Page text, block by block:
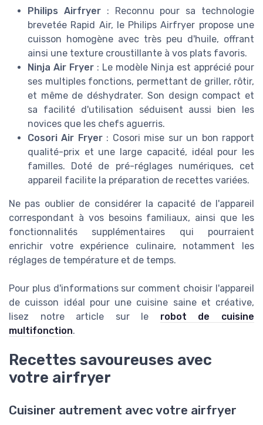
Philips Airfryer: Reconnu pour sa technologie
brevetée Rapid Air, le Philips Airfryer propose une
cuisson homogène avec très peu d'huile, offrant
ainsi une texture croustillante à vos plats favoris.
Ninja Air Fryer : Le modèle Ninja est apprécié pour
ses multiples fonctions, permettant de griller, rôtir,
et même de déshydrater. Son design compact et
sa facilité d'utilisation séduisent aussi bien les
novices que les chefs aguerris.
Cosori Air Fryer: Cosori mise sur un bon rapport
qualité-prix et une large capacité, idéal pour les
familles. Doté de pré-réglages numériques, cet
appareil facilite la préparation de recettes variées.
Ne pas oublier de considérer la capacité de l'appareil
correspondant à vos besoins familiaux, ainsi que les
fonctionnalités supplémentaires qui pourraient
enrichir votre expérience culinaire, notamment les
réglages de température et de temps.
Pour plus d'informations sur comment choisir l'appareil
de cuisson idéal pour une cuisine saine et créative,
lisez notre article sur le robot de cuisine
multifonction.
Recettes savoureuses avec
votre airfryer
Cuisiner autrement avec votre airfryer